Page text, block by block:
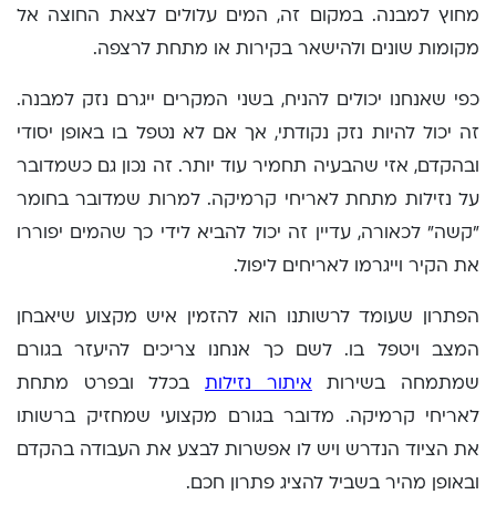
מחוץ למבנה. במקום זה, המים עלולים לצאת החוצה אל
מקומות שונים ולהישאר בקירות או מתחת לרצפה.
כפי שאנחנו יכולים להניח, בשני המקרים ייגרם נזק למבנה.
זה יכול להיות נזק נקודתי, אך אם לא נטפל בו באופן יסודי
ובהקדם, אזי שהבעיה תחמיר עוד יותר. זה נכון גם כשמדובר
על נזילות מתחת לאריחי קרמיקה. למרות שמדובר בחומר
"קשה" לכאורה, עדיין זה יכול להביא לידי כך שהמים יפוררו
את הקיר וייגרמו לאריחים ליפול.
הפתרון שעומד לרשותנו הוא להזמין איש מקצוע שיאבחן
המצב ויטפל בו. לשם כך אנחנו צריכים להיעזר בגורם
שמתמחה בשירות איתור נזילות בכלל ובפרט מתחת
לאריחי קרמיקה. מדובר בגורם מקצועי שמחזיק ברשותו
את הציוד הנדרש ויש לו אפשרות לבצע את העבודה בהקדם
ובאופן מהיר בשביל להציג פתרון חכם.